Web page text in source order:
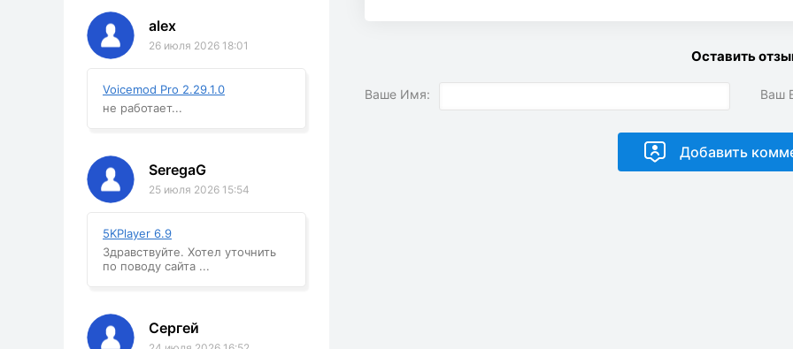
alex
26 июля 2026 18:01
Voicemod Pro 2.29.1.0
не работает...
SeregaG
25 июля 2026 15:54
5KPlayer 6.9
Здравствуйте. Хотел уточнить
по поводу сайта ...
Сергей
Оставить
Ваше Имя: Ваш